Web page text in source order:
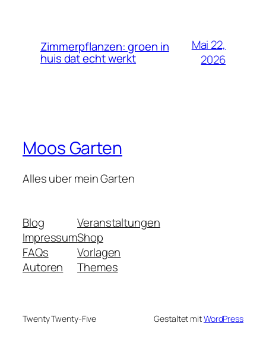
Zimmerpflanzen: groen in
huis dat echt werkt
Mai 22,
2026
Moos Garten
Alles uber mein Garten
Blog
Impressum
FAQs
Autoren
Veranstaltungen
Shop
Vorlagen
Themes
Twenty Twenty-Five Gestaltet mitWordPress